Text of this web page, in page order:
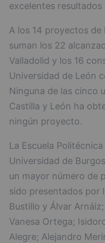
excelentes
A los 14 proyectos de
suman los 22
Valladolid y los 16
Universidad de León
Ninguna de las cinco
Castilla y León ha
ningún proyecto.
La Escuela
Universidad de
un mayor número de
sido presentados por
Bustillo y Álvar
Vanesa Ortega;
Alegre; Alejandro